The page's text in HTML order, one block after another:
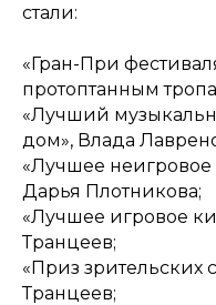
стали:
«Гран-При
протоптанным
«Лучший
дом», Влада
«Лучшее неигровое
Дарья Плотникова;
«Лучшее игровое
Транцеев;
«Приз зрительских
Транцеев;